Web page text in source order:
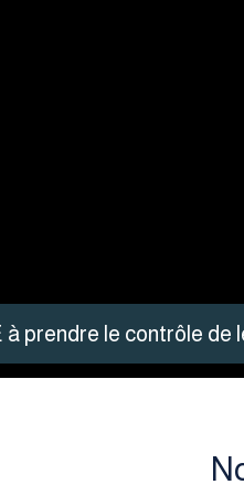
prendre le contrôle de